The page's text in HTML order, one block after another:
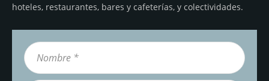
hoteles, restaurantes, bares y cafeterías, y colectividades.